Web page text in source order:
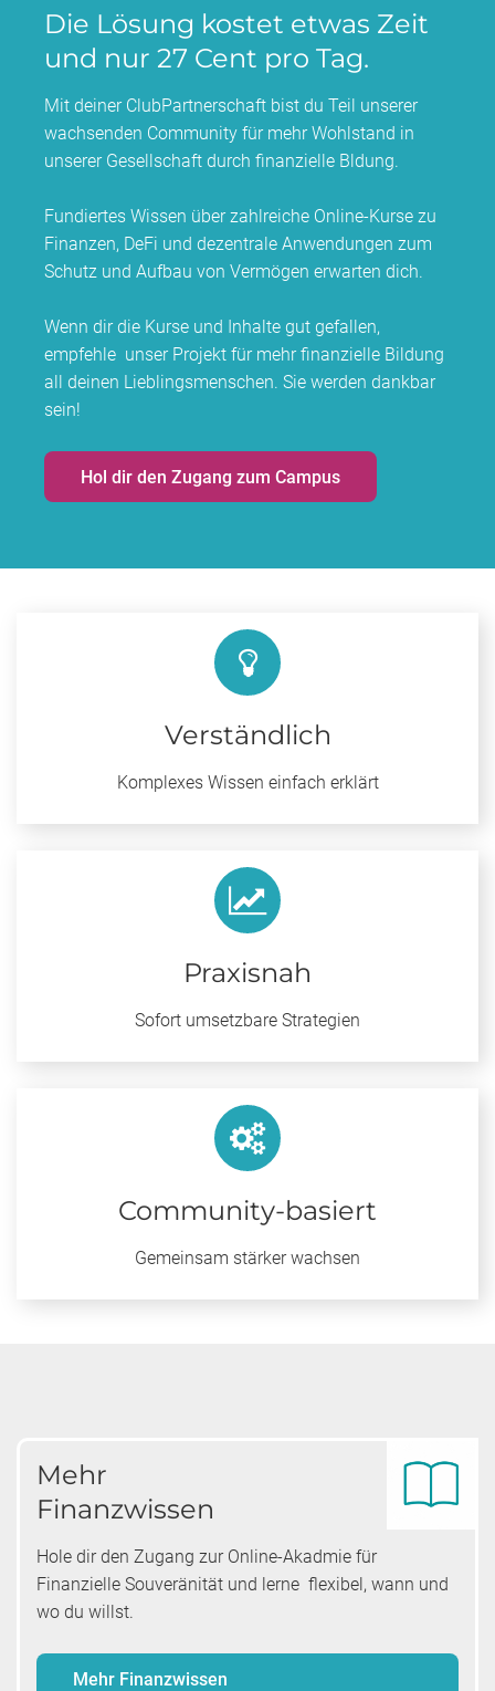
Die Lösung kostet etwas Zeit
und nur 27 Cent pro Tag.
Mit deiner ClubPartnerschaft bist du Teil unserer
wachsenden Community für mehr Wohlstand in
unserer Gesellschaft durch finanzielle Bldung.
Fundiertes Wissen über zahlreiche Online-Kurse zu
Finanzen, DeFi und dezentrale Anwendungen zum
Schutz und Aufbau von Vermögen erwarten dich.
Wenn dir die Kurse und Inhalte gut gefallen,
empfehle unser Projekt für mehr finanzielle Bildung
all deinen Lieblingsmenschen. Sie werden dankbar
sein!
Hol dir den Zugang zum Campus
Verständlich
Komplexes Wissen einfach erklärt
Praxisnah
Sofort umsetzbare Strategien
Community-basiert
Gemeinsam stärker wachsen
Mehr
Finanzwissen
Hole dir den Zugang zur Online-Akadmie für
Finanzielle Souveränität und lerne flexibel, wann und
wo du willst.
Mehr Finanzwissen